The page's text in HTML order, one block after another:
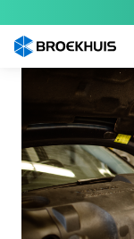
naar